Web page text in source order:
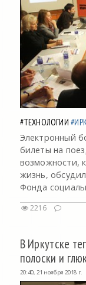
#ТЕХНОЛОГИИ
Электронный
билеты на
возможности,
жизнь,
Фонда
2216
В Иркутске
полоски и
20:40, 21 ноября 2018 г.